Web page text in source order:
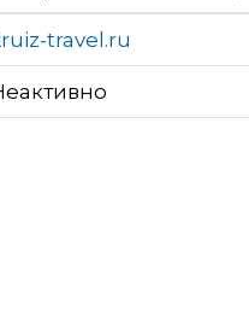
travel.ru